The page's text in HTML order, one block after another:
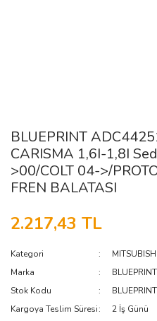
BLUEPRINT
CARISMA 1,6I-1,8I
>00/COLT 04->/
FREN BALATASI
2.217,43 TL
Kategori
MITSUBISHI
Marka
BLUEPRINT
Stok Kodu
Kargoya Teslim Süresi
2 İş Günü